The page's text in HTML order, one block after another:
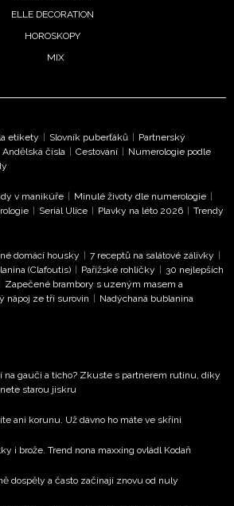
ELLE DECORATION
HOROSKOPY
MIX
etikety | Slovník puberťáků | Partnerský
Andělská čísla | Cestování | Numerologie podle
v manikúře | Minulé životy dle numerologie |
| Seriál Ulice | Plavky na léto 2026 | Trendy
domácí housky | 7 receptů na salátové zálivky |
(Clafoutis) | Pařížské rohlíčky | 30 nejlepších
Zapečené brambory s uzeným masem a
nápoj ze tří surovin | Nadýchaná bublanina
na gauči a ticho? Zkuste s partnerem rutinu, díky
starou jiskru
ani korunu. Už dávno ho máte ve skříni
i brože. Trend nona maxxing ovládl Kodaň
dospěly a často začínají znovu od nuly